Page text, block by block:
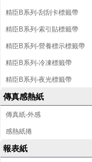
精臣B系列-刮刮卡標籤帶
精臣B系列-索引貼標籤帶
精臣B系列-營養標示標籤帶
精臣B系列-冷凍標籤帶
精臣B系列-夜光標籤帶
傳真感熱紙
傳真紙-外感
感熱紙捲
報表紙